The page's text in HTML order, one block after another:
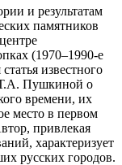
и результатам
памятников
(1970–1990-е
известного
Т.А. Пушкиной о
времени, их
место в первом
привлекая
характеризует
русских городов.